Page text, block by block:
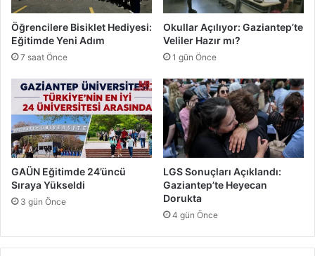
m
n
ı
a
T
a
m
s
t
e
k
Öğrencilere Bisiklet Hediyesi:
Eğitimde Yeni Adım
7 saat Önce
Okullar Açılıyor: Gaziantep’te
Veliler Hazır mı?
1 gün Önce
GAÜN Eğitimde 24’üncü
Sıraya Yükseldi
3 gün Önce
LGS Sonuçları Açıklandı:
Gaziantep’te Heyecan
Dorukta
4 gün Önce